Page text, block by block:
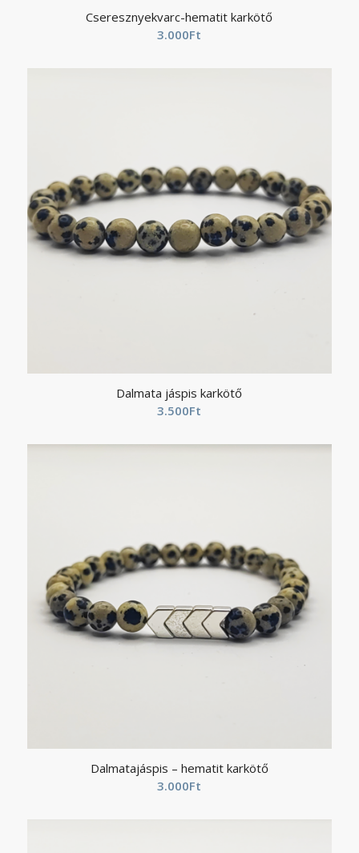
Cseresznyekvarc-hematit karkötő
3.000Ft
Dalmata jáspis karkötő
3.500Ft
Dalmatajáspis – hematit karkötő
3.000Ft